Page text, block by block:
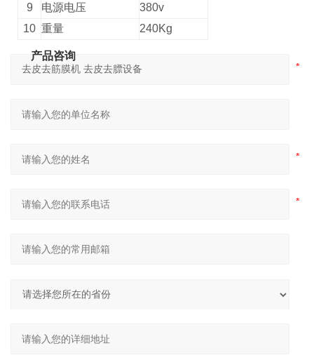
9
电源电压
380v
10 重量 240Kg
产品咨询